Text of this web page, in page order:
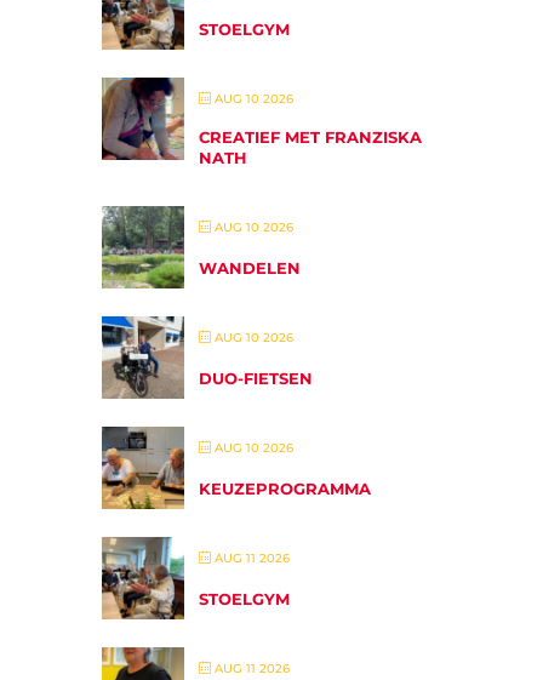
STOELGYM
AUG 10 2026
CREATIEF MET FRANZISKA
NATH
AUG 10 2026
WANDELEN
AUG 10 2026
DUO-FIETSEN
AUG 10 2026
KEUZEPROGRAMMA
AUG 11 2026
STOELGYM
AUG 11 2026